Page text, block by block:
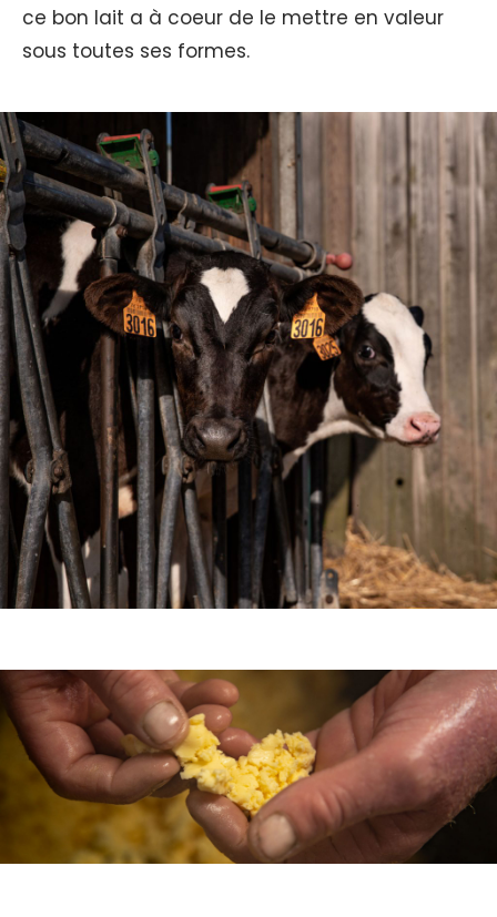
ce bon lait a à coeur de le mettre en valeur
sous toutes ses formes.